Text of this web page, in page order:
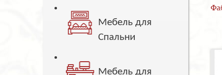
Мебель для
Спальни
Мебель для